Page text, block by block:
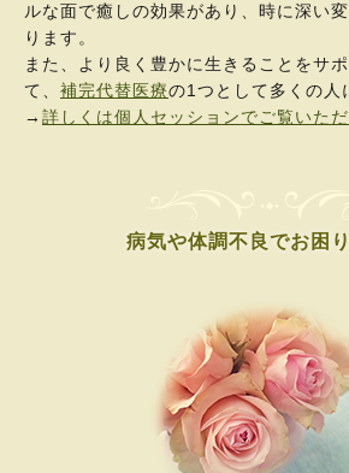
ルな面で癒しの効果があり、時に深い
ります。
また、より良く豊かに生きることをサ
て、 補完代替医療の1つとして多くの人
→ 詳しくは個人セッションでご覧いた
病気や体調不良でお困